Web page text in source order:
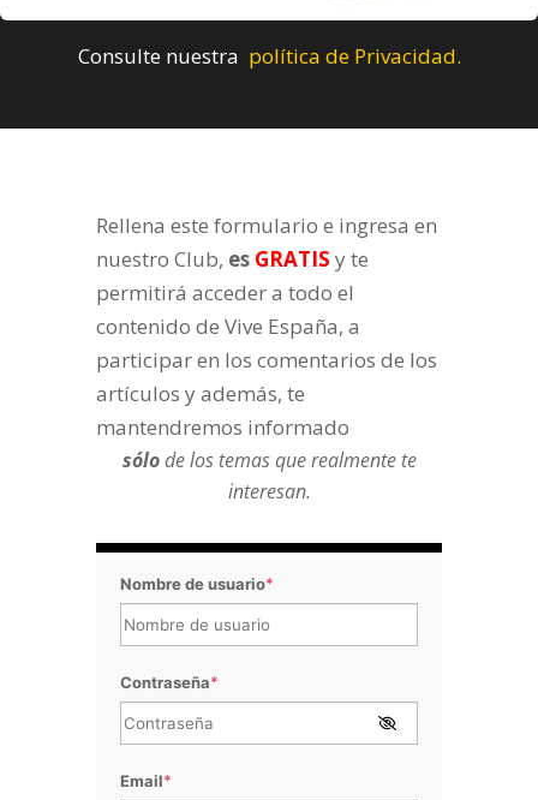
Consulte nuestra política de Privacidad.
Rellena este formulario e ingresa en
nuestro Club, es GRATIS y te
permitirá acceder a todo el
contenido de Vive España, a
participar en los comentarios de los
artículos y además, te
mantendremos informado
sólode los temas que realmente te
interesan.
Nombre de usuario*
Contraseña*
Email*